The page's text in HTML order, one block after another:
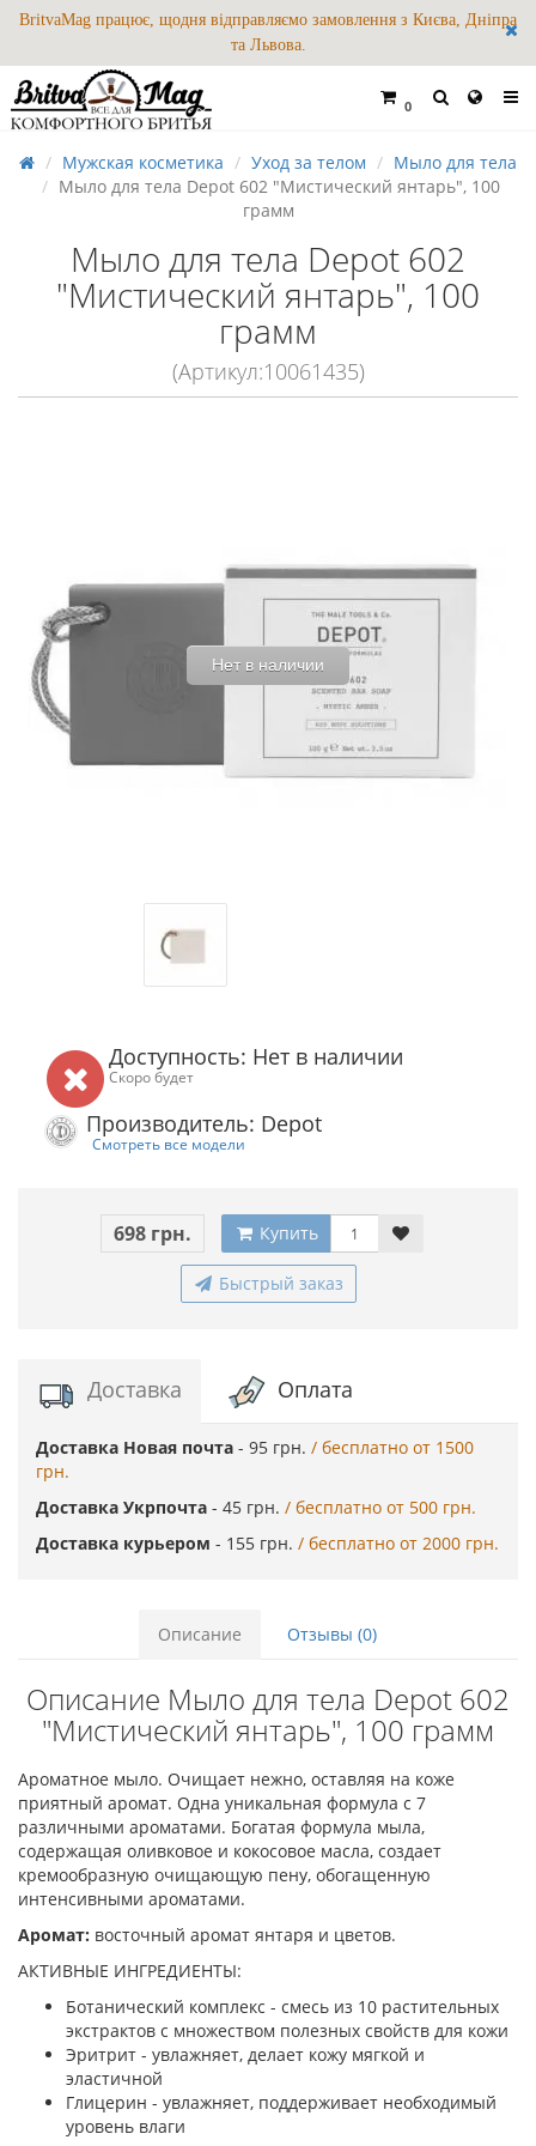
BritvaMag працює, щодня відправляємо замовлення з Києва, Дніпра
та Львова.
0
Мужская косметика Уход за телом
Мыло для тела
Мыло для тела Depot 602 "Мистический янтарь", 100
грамм
Мыло для тела Depot 602
"Мистический янтарь", 100
грамм
(Артикул:10061435)
Нет в наличии
Доступность: Нет в наличии
Скоро будет
Производитель: Depot
Смотреть все модели
698 грн. Купить
Быстрый заказ
Доставка Оплата
Доставка Новая почта - 95 грн. / бесплатно от 1500
грн.
Доставка Укрпочта - 45 грн. / бесплатно от 500 грн.
Доставка курьером - 155 грн. / бесплатно от 2000 грн.
Описание Отзывы (0)
Описание Мыло для тела Depot 602
"Мистический янтарь", 100 грамм
Ароматное мыло. Очищает нежно, оставляя на коже
приятный аромат. Одна уникальная формула с 7
различными ароматами. Богатая формула мыла,
содержащая оливковое и кокосовое масла, создает
кремообразную очищающую пену, обогащенную
интенсивными ароматами.
Аромат: восточный аромат янтаря и цветов.
АКТИВНЫЕ ИНГРЕДИЕНТЫ:
Ботанический комплекс - смесь из 10 растительных
экстрактов с множеством полезных свойств для кожи
Эритрит - увлажняет, делает кожу мягкой и
эластичной
Глицерин - увлажняет, поддерживает необходимый
уровень влаги